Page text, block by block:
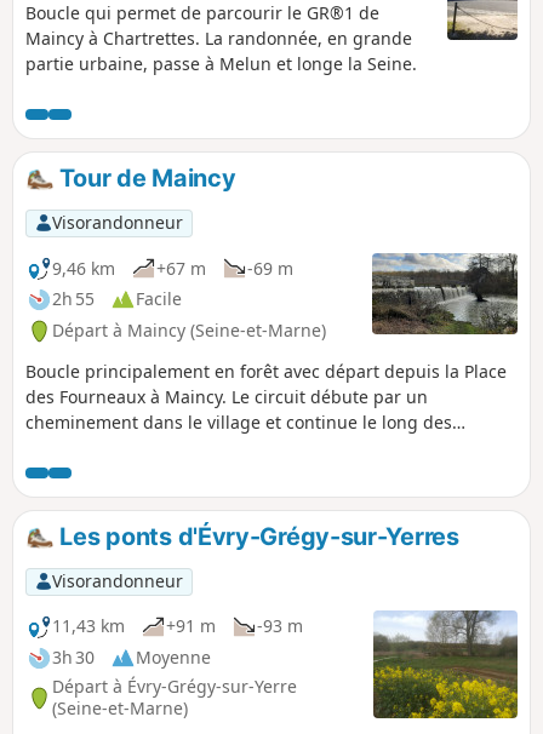
Boucle qui permet de parcourir le GR®1 de
Maincy à Chartrettes. La randonnée, en grande
partie urbaine, passe à Melun et longe la Seine.
Tour de Maincy
Visorandonneur
9,46 km
+67 m
-69 m
2h 55
Facile
Départ à Maincy (Seine-et-Marne)
Boucle principalement en forêt avec départ depuis la Place
des Fourneaux à Maincy. Le circuit débute par un
cheminement dans le village et continue le long des
poursuit le long du mur d'enceinte du château de Vaux-Le-
Vicomte avec vue sur le déversoir de l'Ancueil. Passage
devant la Maison des Carmes, puis retour vers la place du
village.Les ponts d'Évry-Grégy-sur-Yerres
Visorandonneur
11,43 km
+91 m
-93 m
3h 30
Moyenne
Départ à Évry-Grégy-sur-Yerre
(Seine-et-Marne)